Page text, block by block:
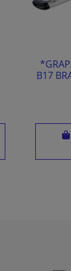
B17